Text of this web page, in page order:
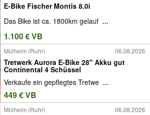
E-Bike Fischer Montis 8.0i
Das Bike ist ca. 1800km gelauf ...
1.100 € VB
Mülheim (Ruhr) 06.08.2026
Tretwerk Aurora E-Bike 28" Akku gut
Continental 4 Schüssel
Verkaufe ein gepflegtes Tretwe ...
449 € VB
Mülheim (Ruhr) 06.08.2026